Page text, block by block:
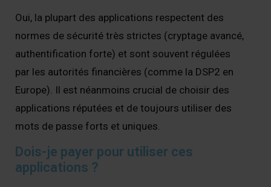
Oui, la plupart des applications respectent des
normes de sécurité très strictes (cryptage avancé,
authentification forte) et sont souvent régulées
par les autorités financières (comme la DSP2 en
Europe). Il est néanmoins crucial de choisir des
applications réputées et de toujours utiliser des
mots de passe forts et uniques.
Dois-je payer pour utiliser ces
applications ?